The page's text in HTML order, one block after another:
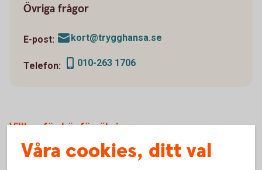
Övriga frågor
E-post: kort@trygghansa.se
Telefon: 010-263 1706
Villkor för köpförsäkringarna
Drulleförsäkring - gäller 90 dagar från inköpsdatumet
Förlängd garanti - 1 års förlängd garanti, max 3 år från
Våra cookies, ditt val